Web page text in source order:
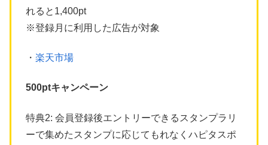
れると1,400pt
※登録月に利用した広告が対象
・ 楽天市場
500ptキャンペーン
特典2: 会員登録後エントリーできるスタンプラリ
ーで集めたスタンプに応じてもれなくハピタスポ